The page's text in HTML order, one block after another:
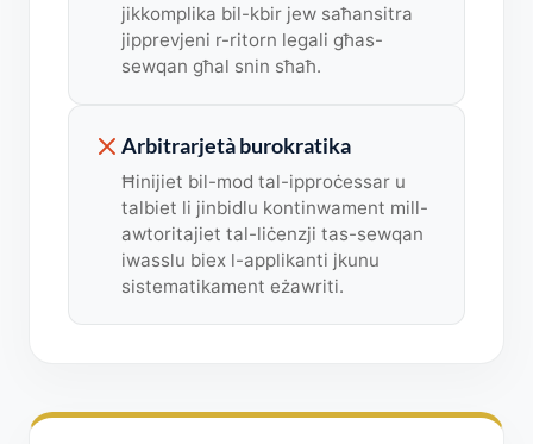
jikkomplika bil-kbir jew saħansitra
jipprevjeni r-ritorn legali għas-
sewqan għal snin sħaħ.
Arbitrarjetà burokratika
Ħinijiet bil-mod tal-ipproċessar u
talbiet li jinbidlu kontinwament mill-
awtoritajiet tal-liċenzji tas-sewqan
iwasslu biex l-applikanti jkunu
sistematikament eżawriti.